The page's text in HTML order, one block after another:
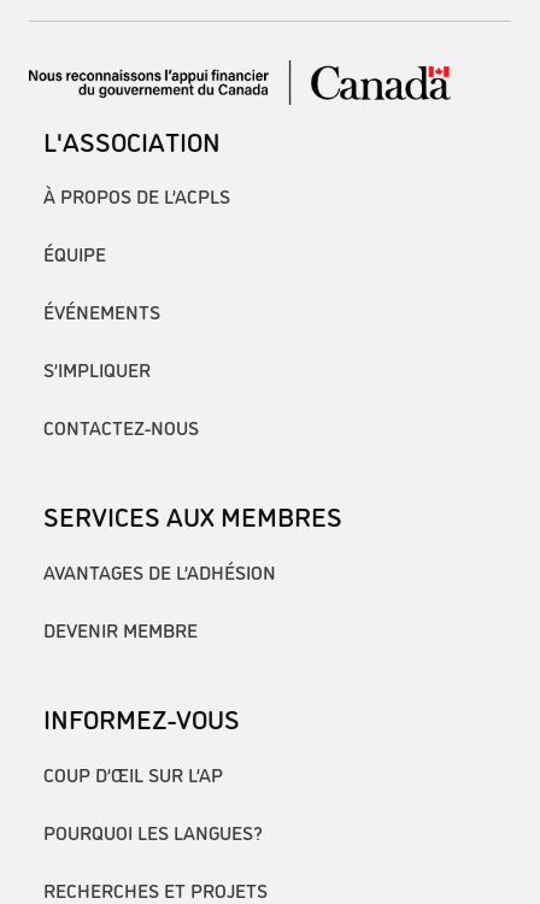
L'ASSOCIATION
À PROPOS DE L’ACPLS
ÉQUIPE
ÉVÉNEMENTS
S’IMPLIQUER
CONTACTEZ-NOUS
SERVICES AUX MEMBRES
AVANTAGES DE L’ADHÉSION
DEVENIR MEMBRE
INFORMEZ-VOUS
COUP D’ŒIL SUR L’AP
POURQUOI LES LANGUES?
RECHERCHES ET PROJETS